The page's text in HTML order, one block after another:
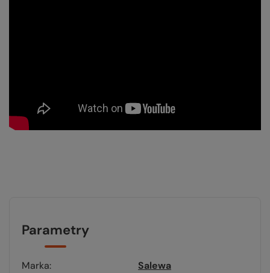
Parametry
Marka Salewa